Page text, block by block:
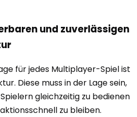
und zuverlässigen
für jedes Multiplayer-Spiel ist
Diese muss in der Lage sein,
gleichzeitig zu bedienen
zu bleiben.